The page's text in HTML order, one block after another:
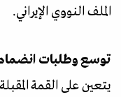
الملف النووي الإيراني.
توسع وطلبات
يتعين على القمة